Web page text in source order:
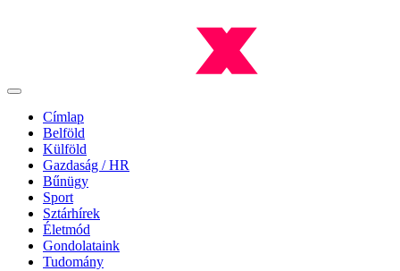
Címlap
Belföld
Külföld
Gazdaság / HR
Bűnügy
Sport
Sztárhírek
Életmód
Gondolataink
Tudomány